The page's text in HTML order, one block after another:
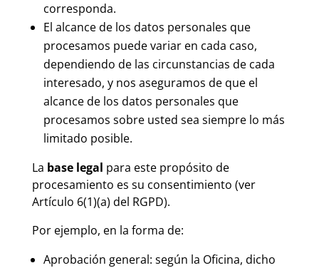
corresponda.
El alcance de los datos personales que
procesamos puede variar en cada caso,
dependiendo de las circunstancias de cada
interesado, y nos aseguramos de que el
alcance de los datos personales que
procesamos sobre usted sea siempre lo más
limitado posible.
La base legal para este propósito de
procesamiento es su consentimiento (ver
Artículo 6(1)(a) del RGPD).
Por ejemplo, en la forma de:
Aprobación general: según la Oficina, dicho